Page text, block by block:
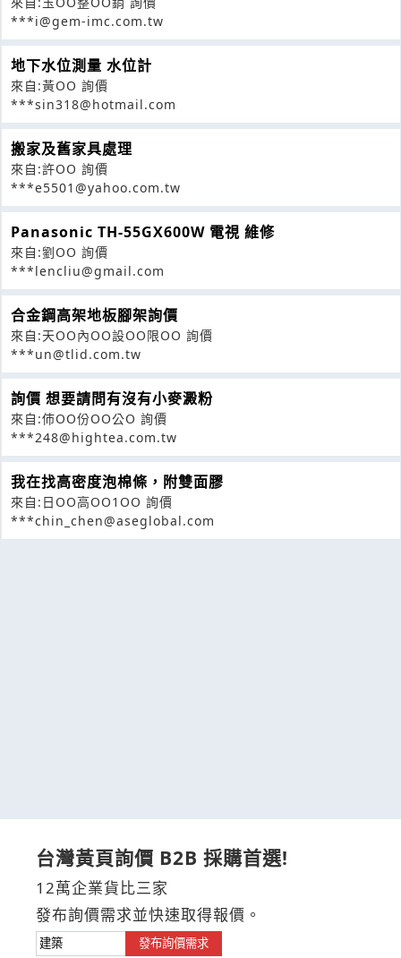
***i@gem-imc.com.tw
地下水位測量 水位計
來自:黃OO 詢價
***sin318@hotmail.com
搬家及舊家具處理
來自:許OO 詢價
***e5501@yahoo.com.tw
Panasonic TH-55GX600W 電視 維修
來自:劉OO 詢價
***lencliu@gmail.com
合金鋼高架地板腳架詢價
來自:天OO內OO設OO限OO 詢價
***un@tlid.com.tw
詢價 想要請問有沒有小麥澱粉
來自:伂OO份OO公O 詢價
***248@hightea.com.tw
我在找高密度泡棉條，附雙面膠
來自:日OO高OO1OO 詢價
***chin_chen@aseglobal.com
台灣黃頁詢價 B2B 採購首選!
12萬企業貨比三家
發布詢價需求並快速取得報價。
發布詢價需求